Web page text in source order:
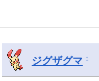
ジグザグマ †